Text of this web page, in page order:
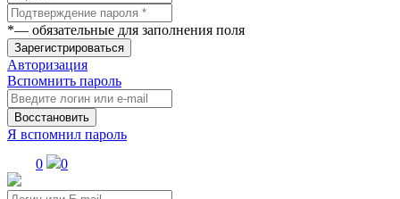
*— обязательные для заполнения поля
Зарегистрироваться
Авторизация
Вспомнить пароль
Восстановить
Я вспомнил пароль
0
0